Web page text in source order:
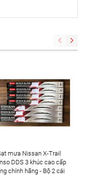
mưa Nissan X-Trail
DDS 3 khúc cao cấp
chính hãng - Bộ 2 cái